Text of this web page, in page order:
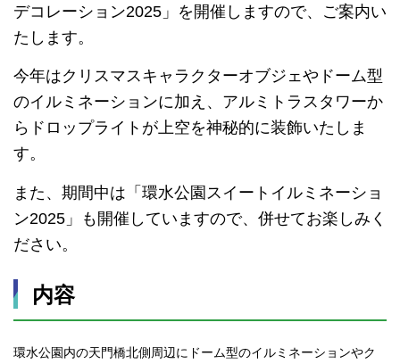
デコレーション2025」を開催しますので、ご案内い
たします。
今年はクリスマスキャラクターオブジェやドーム型
のイルミネーションに加え、アルミトラスタワーか
らドロップライトが上空を神秘的に装飾いたしま
す。
また、期間中は「環水公園スイートイルミネーショ
ン2025」も開催していますので、併せてお楽しみく
ださい。
内容
環水公園内の天門橋北側周辺にドーム型のイルミネーションやク